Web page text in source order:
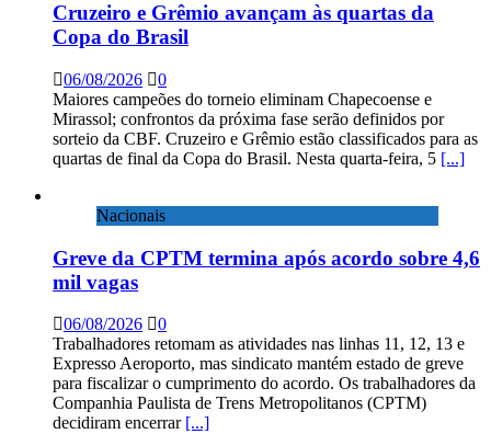
Cruzeiro e Grêmio avançam às quartas da
Copa do Brasil
06/08/2026
0
Maiores campeões do torneio eliminam Chapecoense e
Mirassol; confrontos da próxima fase serão definidos por
sorteio da CBF. Cruzeiro e Grêmio estão classificados para as
quartas de final da Copa do Brasil. Nesta quarta-feira, 5 [...]
Nacionais
Greve da CPTM termina após acordo sobre 4,6
mil vagas
06/08/2026
0
Trabalhadores retomam as atividades nas linhas 11, 12, 13 e
Expresso Aeroporto, mas sindicato mantém estado de greve
para fiscalizar o cumprimento do acordo. Os trabalhadores da
Companhia Paulista de Trens Metropolitanos (CPTM)
decidiram encerrar [...]